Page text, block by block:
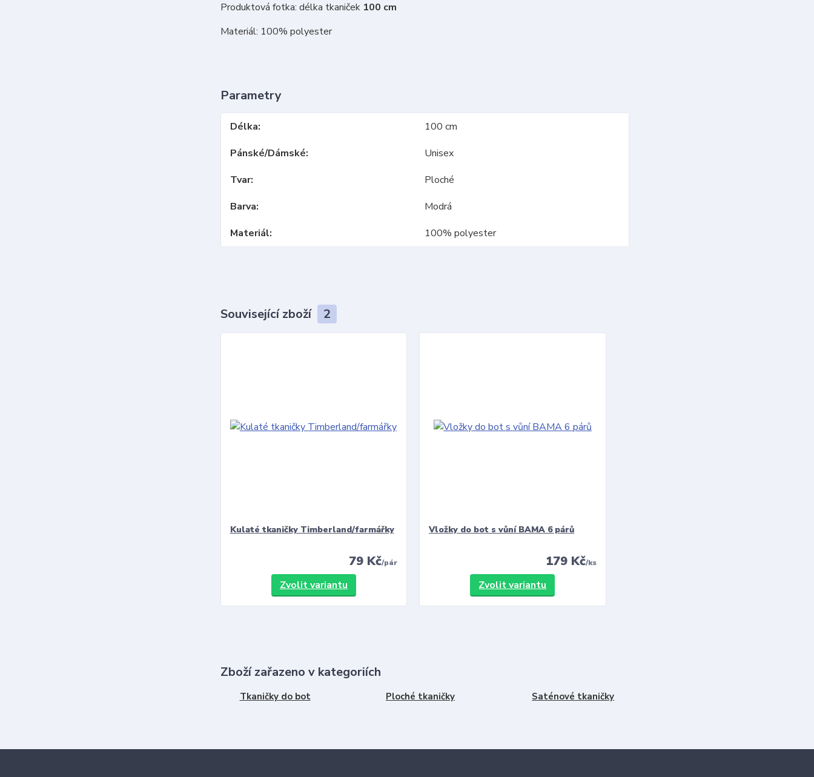
Produktová fotka: délka tkaniček 100 cm
Materiál: 100% polyester
Parametry
Délka
100 cm
Pánské/Dámské
Unisex
Tvar
Ploché
Barva
Modrá
Materiál
100% polyester
Související zboží 2
Kulaté tkaničky Timberland/farmářky
79 Kč/pár
Zvolit variantu
Vložky do bot s vůní BAMA 6 párů
179 Kč/ks
Zvolit variantu
Zboží zařazeno v kategoriích
Tkaničky do bot Ploché tkaničky Saténové tkaničky